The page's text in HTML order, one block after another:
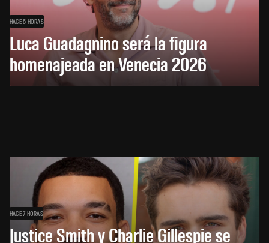
HACE 6 HORAS
Luca Guadagnino será la figura
homenajeada en Venecia 2026
HACE 7 HORAS
Justice Smith y Charlie Gillespie se